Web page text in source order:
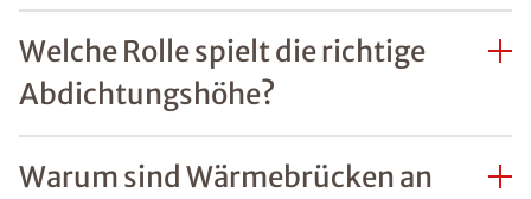
Welche Rolle spielt die richtige
Abdichtungshöhe?
Warum sind Wärmebrücken an